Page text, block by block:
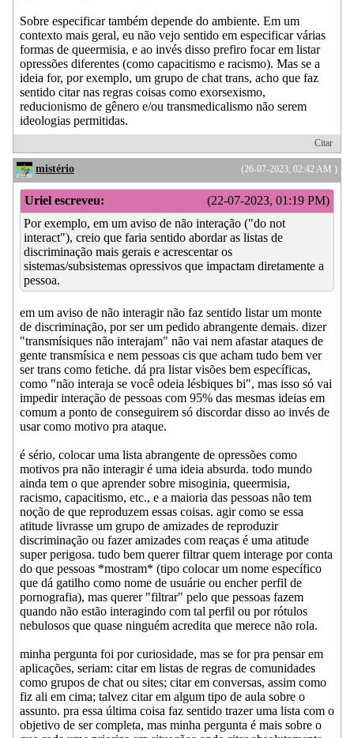
Sobre especificar também depende do ambiente. Em um
contexto mais geral, eu não vejo sentido em especificar várias
formas de queermisia, e ao invés disso prefiro focar em listar
opressões diferentes (como capacitismo e racismo). Mas se a
ideia for, por exemplo, um grupo de chat trans, acho que faz
sentido citar nas regras coisas como exorsexismo,
reducionismo de gênero e/ou transmedicalismo não serem
ideologias permitidas.
Citar
(26-07-2023, 02:42 AM )
mistério
(22-07-2023, 01:19 PM)
Uriel escreveu:
Por exemplo, em um aviso de não interação ("do not
interact"), creio que faria sentido abordar as listas de
discriminação mais gerais e acrescentar os
sistemas/subsistemas opressivos que impactam diretamente a
pessoa.
em um aviso de não interagir não faz sentido listar um monte
de discriminação, por ser um pedido abrangente demais. dizer
"transmísiques não interajam" não vai nem afastar ataques de
gente transmísica e nem pessoas cis que acham tudo bem ver
ser trans como fetiche. dá pra listar visões bem específicas,
como "não interaja se você odeia lésbiques bi", mas isso só vai
impedir interação de pessoas com 95% das mesmas ideias em
comum a ponto de conseguirem só discordar disso ao invés de
usar como motivo pra ataque.
é sério, colocar uma lista abrangente de opressões como
motivos pra não interagir é uma ideia absurda. todo mundo
ainda tem o que aprender sobre misoginia, queermisia,
racismo, capacitismo, etc., e a maioria das pessoas não tem
noção de que reproduzem essas coisas. agir como se essa
atitude livrasse um grupo de amizades de reproduzir
discriminação ou fazer amizades com reaças é uma atitude
super perigosa. tudo bem querer filtrar quem interage por conta
do que pessoas *mostram* (tipo colocar um nome específico
que dá gatilho como nome de usuárie ou encher perfil de
pornografia), mas querer "filtrar" pelo que pessoas fazem
quando não estão interagindo com tal perfil ou por rótulos
nebulosos que quase ninguém acredita que merece não rola.
minha pergunta foi por curiosidade, mas se for pra pensar em
aplicações, seriam: citar em listas de regras de comunidades
como grupos de chat ou sites; citar em conversas, assim como
fiz ali em cima; talvez citar em algum tipo de aula sobre o
assunto. pra essa última coisa faz sentido trazer uma lista com o
objetivo de ser completa, mas minha pergunta é mais sobre o